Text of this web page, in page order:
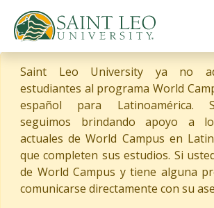
Saint Leo University ya no
estudiantes al programa World
español para Latinoamérica.
seguimos brindando apoyo a
actuales de World Campus en
que completen sus estudios. Si
de World Campus y tiene alguna
comunicarse directamente con su